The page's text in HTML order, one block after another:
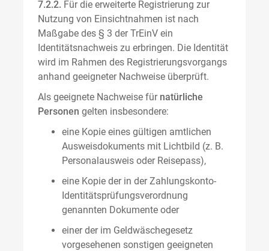
7.2.2. Für die erweiterte Registrierung zur
Nutzung von Einsichtnahmen ist nach
Maßgabe des § 3 der TrEinV ein
Identitätsnachweis zu erbringen. Die Identität
wird im Rahmen des Registrierungsvorgangs
anhand geeigneter Nachweise überprüft.
Als geeignete Nachweise für natürliche
Personen gelten insbesondere:
eine Kopie eines gültigen amtlichen
Ausweisdokuments mit Lichtbild (z. B.
Personalausweis oder Reisepass),
eine Kopie der in der Zahlungskonto-
Identitätsprüfungsverordnung
genannten Dokumente oder
einer der im Geldwäschegesetz
vorgesehenen sonstigen geeigneten